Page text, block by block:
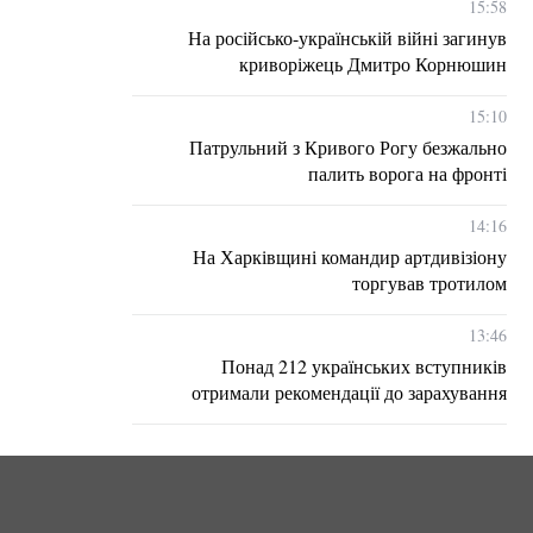
15:58
На російсько-українській війні загинув
криворіжець Дмитро Корнюшин
15:10
Патрульний з Кривого Рогу безжально
палить ворога на фронті
14:16
На Харківщині командир артдивізіону
торгував тротилом
13:46
Понад 212 українських вступників
отримали рекомендації до зарахування